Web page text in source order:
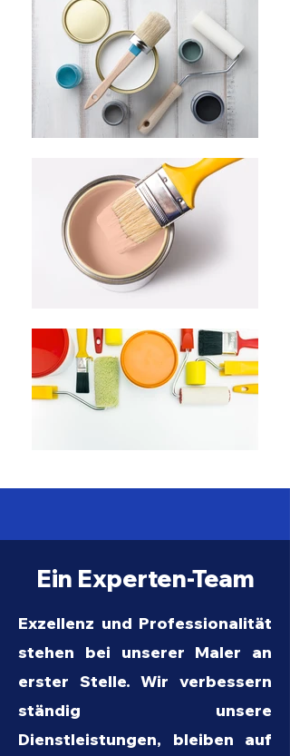
Ein Experten-Team
Exzellenz und Professionalität
stehen bei unserer Maler an
erster Stelle. Wir verbessern
ständig unsere
Dienstleistungen, bleiben auf